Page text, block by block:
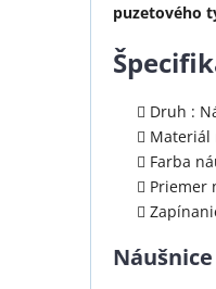
puzetového
Druh :
Materiál
Farba
Priemer